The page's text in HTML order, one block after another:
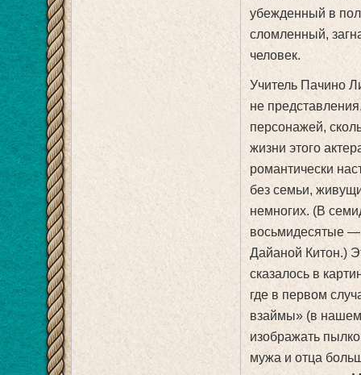
убежденный в
сломленный,
человек.
Учитель Пачино
не
персонажей,
жизни этого
романтически
без семьи,
немногих. (В
восьмидесятые —
Дайаной Китон.)
сказалось в
где в первом
взаймы» (в
изображать
мужа и отца